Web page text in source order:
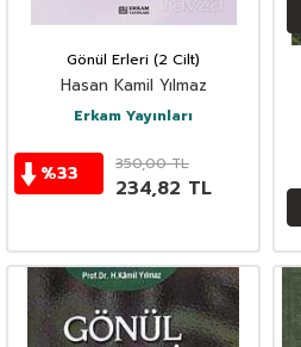
Gönül Erleri (2 Cilt)
Hasan Kamil Yılmaz
Erkam Yayınları
%33 350,00TL
234,82 TL